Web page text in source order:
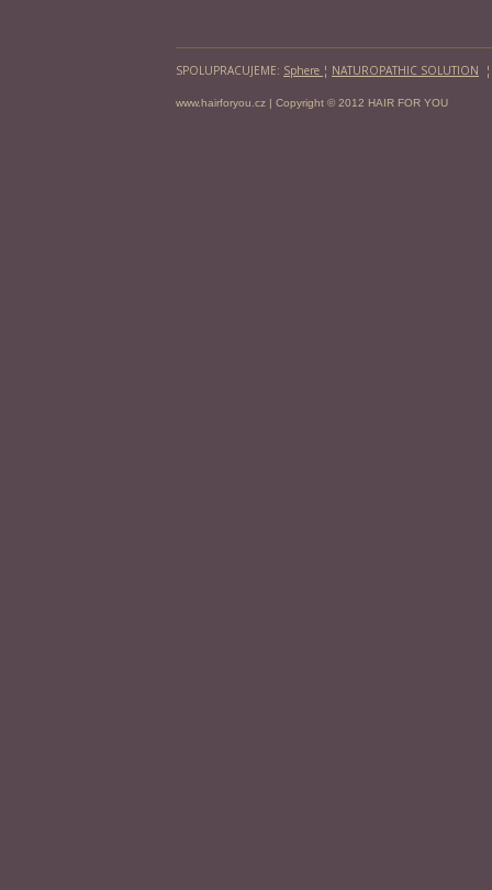
SPOLUPRACUJEME: Sphere ¦ NATUROPATHIC SOLUTION
www.hairforyou.cz | Copyright © 2012 HAIR FOR YOU